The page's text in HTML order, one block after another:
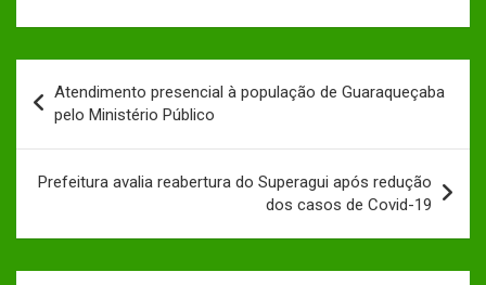
de
Post
Atendimento presencial à população de Guaraqueçaba
pelo Ministério Público
Prefeitura avalia reabertura do Superagui após redução
dos casos de Covid-19